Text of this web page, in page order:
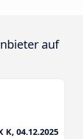
auf
K, 04.12.2025